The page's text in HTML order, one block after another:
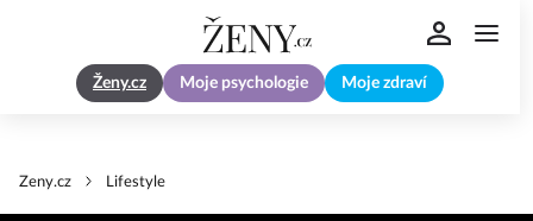
Ženy.cz Moje psychologie Moje zdraví
Zeny.cz Lifestyle